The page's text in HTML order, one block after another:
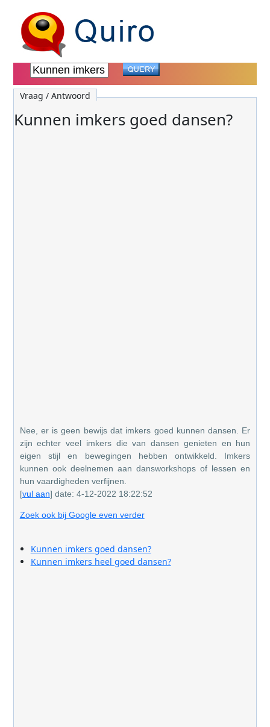
Vraag / Antwoord
Kunnen imkers goed dansen?
Nee, er is geen bewijs dat imkers goed kunnen dansen. Er
zijn echter veel imkers die van dansen genieten en hun
eigen stijl en bewegingen hebben ontwikkeld. Imkers
kunnen ook deelnemen aan dansworkshops of lessen en
hun vaardigheden verfijnen.
[vul aan] date: 4-12-2022 18:22:52
Zoek ook bij Google even verder
Kunnen imkers goed dansen?
Kunnen imkers heel goed dansen?